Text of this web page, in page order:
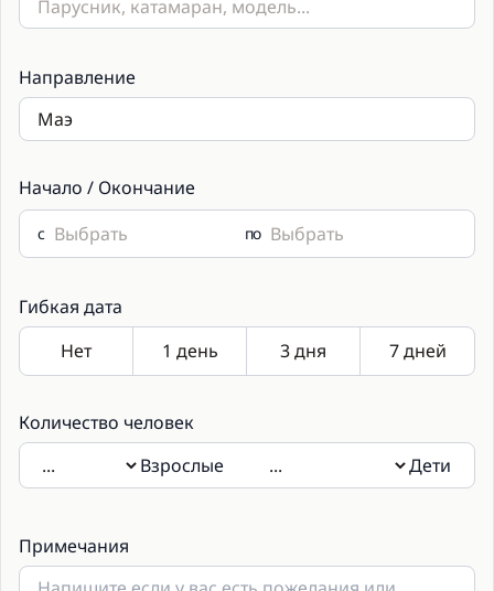
Направление
Начало / Окончание
с по
Гибкая дата
Количество человек
Взрослые
Дети
Примечания